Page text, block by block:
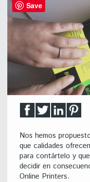
Nos hemos
que calidades
para contártelo y
decidir en
Online Printers.
Save